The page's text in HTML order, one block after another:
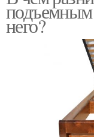
подъемным
него?